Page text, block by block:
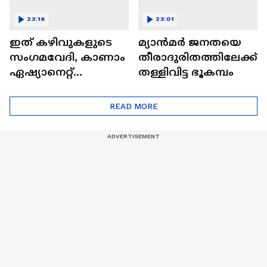
ഇത് കഴിവുകളുടെ
സംഗമവേദി, കാണാം
ഏഷ്യാനെറ്റ്
23:16
മ്യാൻമർ ജനതയെ
തീരാദുരിതത്തിലേക്ക്
തള്ളിവിട്ട ഭൂകമ്പം
23:01
READ MORE